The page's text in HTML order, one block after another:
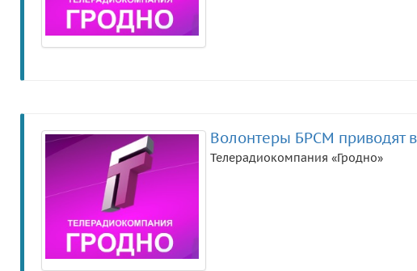
Волонтеры БРСМ приводят
Телерадиокомпания «Гродно»